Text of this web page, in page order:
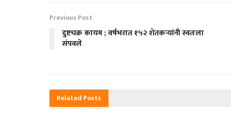
Previous Post
दुष्टचक्र कायम ; वर्षभरात १५२ शेतकऱ्यांनी स्वतःला
संपवले
Related Posts